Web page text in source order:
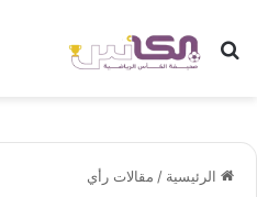
بحث عن
الرئيسية / مقالات رأي